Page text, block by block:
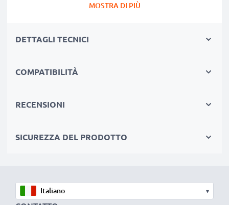
✔ Qualità costruttive modernissime: efficiente,
✔ Non stressa le celle: test approfonditi delle
favorendo una ridotta usura e una lunga vita utile della
tensione di esercizio
✔ Sicurezza certificata: protezione da corto circuito,
surriscaldamento e sovratensione
MOSTRA DI PIÙ
DETTAGLI TECNICI
COMPATIBILITÀ
RECENSIONI
SICUREZZA DEL PRODOTTO
▾